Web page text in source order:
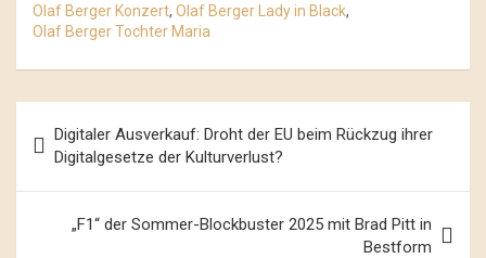
Olaf Berger Konzert, Olaf Berger Lady in Black,
Olaf Berger Tochter Maria
Navigation
Digitaler Ausverkauf: Droht der EU beim Rückzug ihrer
Digitalgesetze der Kulturverlust?
„F1“ der Sommer-Blockbuster 2025 mit Brad Pitt in
Bestform